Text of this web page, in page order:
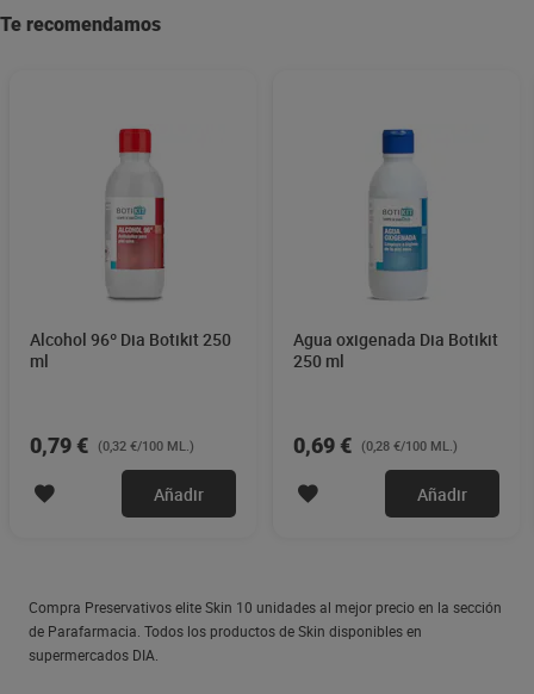
Te recomendamos
Alcohol 96º Dia Botikit 250
ml
0,79 € (0,32 €/100 ML.)
Añadir
Agua oxigenada Dia Botikit
250 ml
0,69 € (0,28 €/100 ML.)
Añadir
Compra Preservativos elite Skin 10 unidades al mejor precio en la sección
de Parafarmacia. Todos los productos de Skin disponibles en
supermercados DIA.